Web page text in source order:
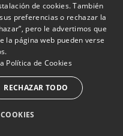
Pablo
en Iberia
de cookies. También
preferencias o rechazar la
pero le advertimos que
la página web pueden verse
Política de Cookies
RECHAZAR TODO